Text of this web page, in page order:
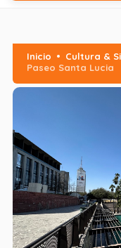
Inicio
Cultura &
Paseo Santa Lucia